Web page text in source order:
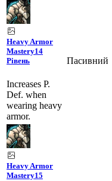
Heavy Armor
Mastery14
Рівень
Increases P.
Def. when
wearing heavy
armor.
Пасивний
Heavy Armor
Mastery15